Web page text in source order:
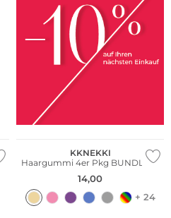
Multi Pack
KKNEKKI
Haargummi 4er Pkg BUNDLE 21
14,00
+ 24